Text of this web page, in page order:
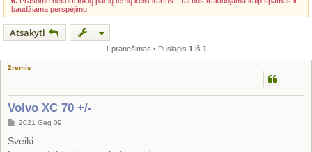
baudžiama perspėjimu.
Atsakyti
1 pranešimas • Puslapis 1 iš 1
2remis
Volvo XC 70 +/-
S
a
n
2021 Geg 09
Sveiki.